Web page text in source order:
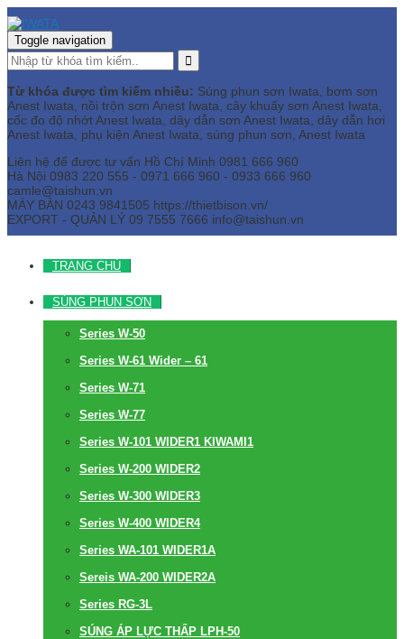
Toggle navigation
Từ khóa được tìm kiếm nhiều: Súng phun sơn Iwata, bơm sơn
Anest Iwata, nồi trộn sơn Anest Iwata, cây khuấy sơn Anest Iwata,
cốc đo độ nhớt Anest Iwata, dây dẫn sơn Anest Iwata, dây dẫn hơi
Anest Iwata, phụ kiện Anest Iwata, súng phun sơn, Anest Iwata
Liên hệ để được tư vấn Hồ Chí Minh 0981 666 960
Hà Nội 0983 220 555 - 0971 666 960 - 0933 666 960
camle@taishun.vn
MÁY BÀN 0243 9841505 https://thietbison.vn/
EXPORT - QUẢN LÝ 09 7555 7666 info@taishun.vn
TRANG CHỦ
SÚNG PHUN SƠN
Series W-50
Series W-61 Wider – 61
Series W-71
Series W-77
Series W-101 WIDER1 KIWAMI1
Series W-200 WIDER2
Series W-300 WIDER3
Series W-400 WIDER4
Series WA-101 WIDER1A
Sereis WA-200 WIDER2A
Series RG-3L
SÚNG ÁP LỰC THẤP LPH-50